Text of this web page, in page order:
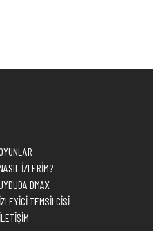
İZLERİM?
DMAX
İZLEYİCİ TEMSİLCİSİ
İLETİŞİM